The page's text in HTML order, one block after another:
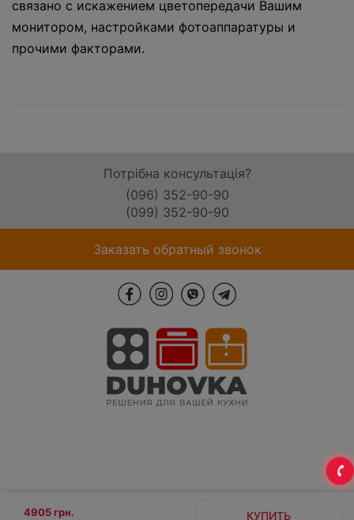
4905 грн. КУПИТЬ
связано с искажением цветопередачи Вашим
монитором, настройками фотоаппаратуры и
прочими факторами.
Потрібна консультація?
(096) 352-90-90
(099) 352-90-90
Заказать обратный звонок